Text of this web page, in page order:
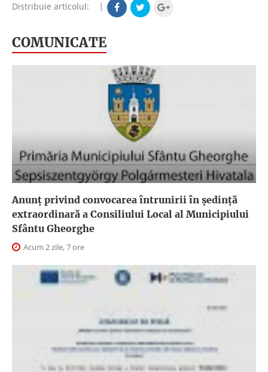
Distribuie articolul: |
COMUNICATE
Anunţ privind convocarea întrunirii în şedinţă
extraordinară a Consiliului Local al Municipiului
Sfântu Gheorghe
Acum 2 zile, 7 ore